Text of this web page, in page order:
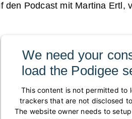
den Podcast mit Martina Ertl,
We need your
load the Podigee
This content is not permitted to
trackers that are not disclosed
The website owner needs to